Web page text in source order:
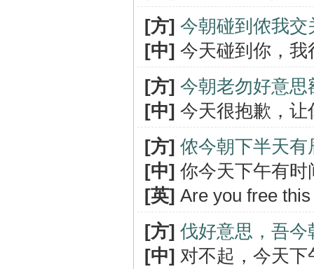
[方] 今朝碰到侬我交
[中] 今天碰到你，我
[方] 今朝老勿好意
[中] 今天很抱歉，
[方] 侬今朝下半天有
[中] 你今天下午有时
[英] Are you free
[方] 伐好意思，吾
[中] 对不起，今天下